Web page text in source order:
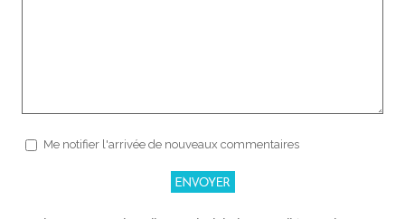
Me notifier l'arrivée de nouveaux commentaires